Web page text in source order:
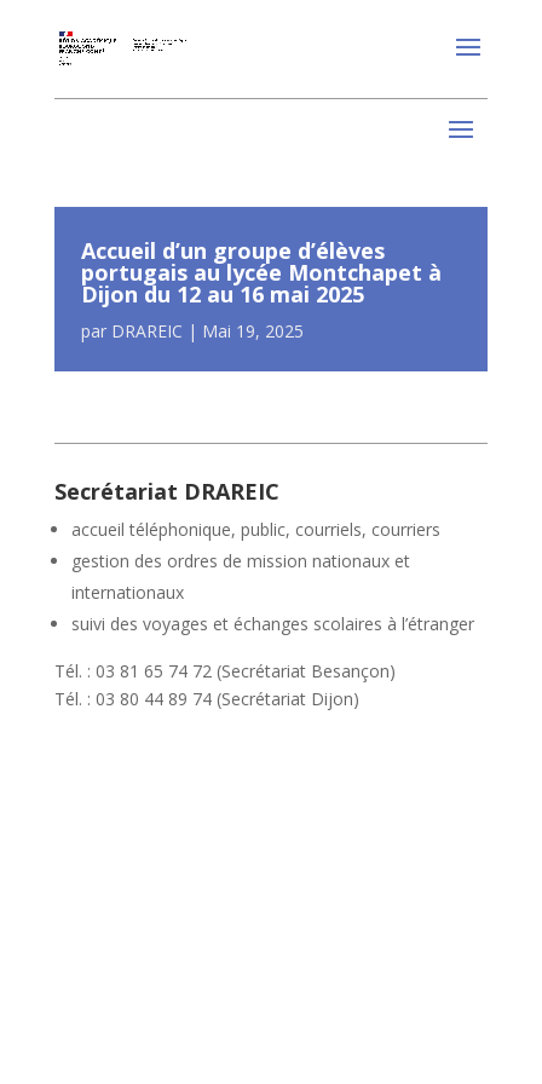
Accueil d’un groupe d’élèves
portugais au lycée Montchapet à
Dijon du 12 au 16 mai 2025
par DRAREIC | Mai 19, 2025
Secrétariat DRAREIC
accueil téléphonique, public, courriels, courriers
gestion des ordres de mission nationaux et
internationaux
suivi des voyages et échanges scolaires à l’étranger
Tél. : 03 81 65 74 72 (Secrétariat Besançon)
Tél. : 03 80 44 89 74 (Secrétariat Dijon)